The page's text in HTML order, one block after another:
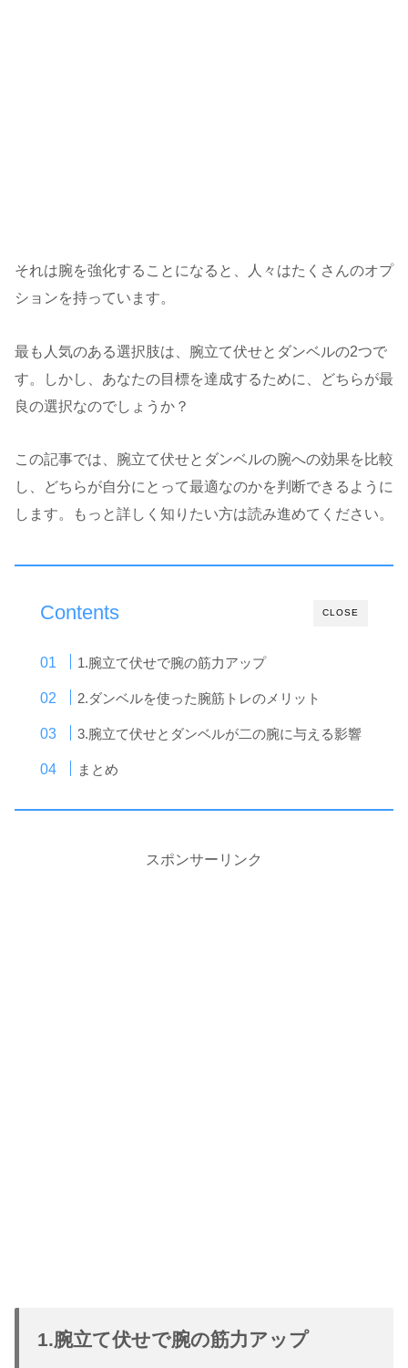
それは腕を強化することになると、人々はたくさんのオプ
ションを持っています。
最も人気のある選択肢は、腕立て伏せとダンベルの2つで
す。しかし、あなたの目標を達成するために、どちらが最
良の選択なのでしょうか？
この記事では、腕立て伏せとダンベルの腕への効果を比較
し、どちらが自分にとって最適なのかを判断できるように
します。もっと詳しく知りたい方は読み進めてください。
CLOSE
Contents
1.腕立て伏せで腕の筋力アップ
2.ダンベルを使った腕筋トレのメリット
3.腕立て伏せとダンベルが二の腕に与える影響
まとめ
スポンサーリンク
1.腕立て伏せで腕の筋力アップ